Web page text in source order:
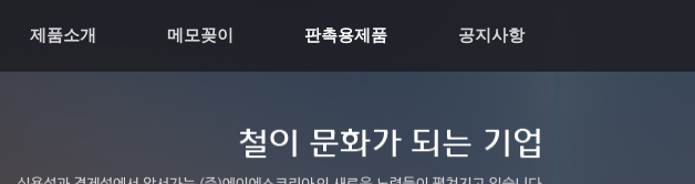
공지사항
판촉용제품
메모꽂이
제품소개